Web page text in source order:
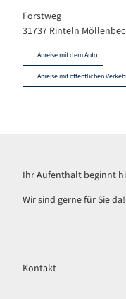
Forstweg
31737 Rinteln
Anreise mit dem Auto
Anreise mit öffentlichen
Ihr Aufenthalt beginnt
Wir sind gerne für Sie da!
Kontakt